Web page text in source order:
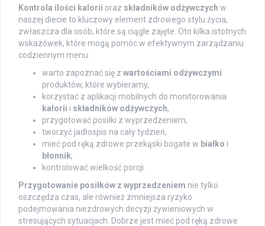
Kontrola ilości kalorii oraz składników odżywczych w
naszej diecie to kluczowy element zdrowego stylu życia,
zwłaszcza dla osób, które są ciągle zajęte. Oto kilka istotnych
wskazówek, które mogą pomóc w efektywnym zarządzaniu
codziennym menu:
warto zapoznać się z wartościami odżywczymi
produktów, które wybieramy,
korzystać z aplikacji mobilnych do monitorowania
kalorii i składników odżywczych,
przygotować posiłki z wyprzedzeniem,
tworzyć jadłospis na cały tydzień,
mieć pod ręką zdrowe przekąski bogate w białko i
błonnik,
kontrolować wielkość porcji.
Przygotowanie posiłków z wyprzedzeniem nie tylko
oszczędza czas, ale również zmniejsza ryzyko
podejmowania niezdrowych decyzji żywieniowych w
stresujących sytuacjach. Dobrze jest mieć pod ręką zdrowe